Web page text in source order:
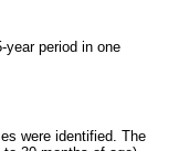
year period in one
were identified. The